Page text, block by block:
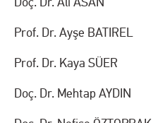
Prof. Dr. Ayşe BATIREL
Prof. Dr. Kaya SÜER
Doç. Dr. Mehtap AYDIN